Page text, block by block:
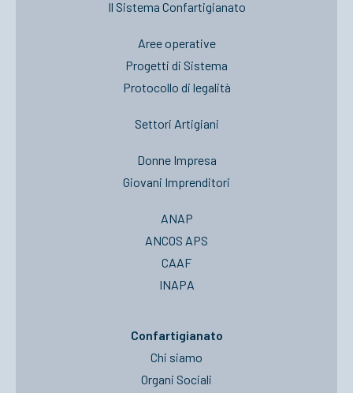
Il Sistema Confartigianato
Aree operative
Progetti di Sistema
Protocollo di legalità
Settori Artigiani
Donne Impresa
Giovani Imprenditori
ANAP
ANCOS APS
CAAF
INAPA
Confartigianato
Chi siamo
Organi Sociali